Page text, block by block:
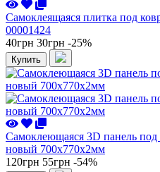
Самоклеящаяся плитка под
00001424
40грн 30грн -25%
Купить
Самоклеющаяся 3D панель
новый 700x770x2мм
120грн 55грн -54%